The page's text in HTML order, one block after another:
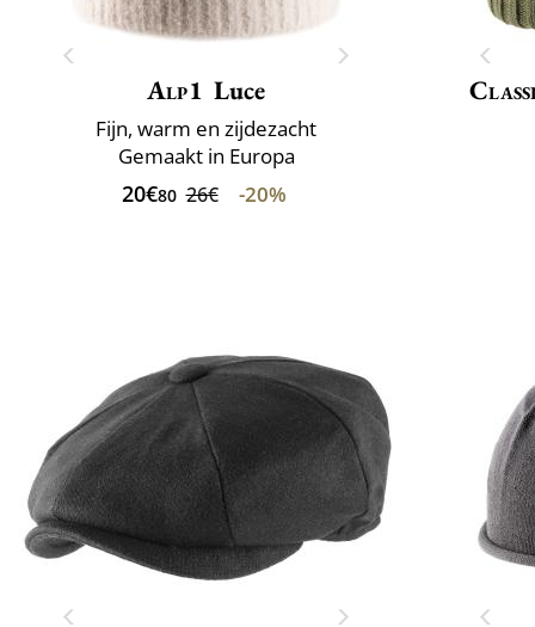
Alp1 Luce
Fijn, warm en zijdezacht
Gemaakt in Europa
20€80 26€ -20%